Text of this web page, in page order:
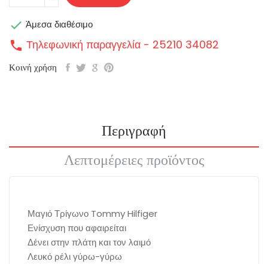
 Άμεσα διαθέσιμο
call Τηλεφωνική παραγγελία - 25210 34082
Κοινή χρήση
Περιγραφή
Λεπτομέρειες προϊόντος
Μαγιό Τρίγωνο Tommy Hilfiger
Ενίσχυση που αφαιρείται
Δένει στην πλάτη και τον λαιμό
Λευκό ρέλι γύρω-γύρω